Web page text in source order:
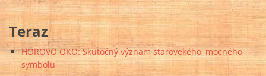
Teraz
HÓROVO OKO: Skutočný význam starovekého, mocného
symbolu